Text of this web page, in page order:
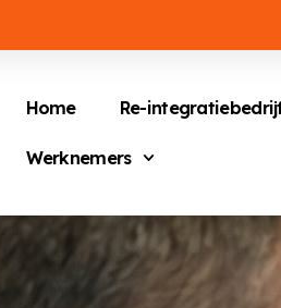
Home Re-
Werknemers